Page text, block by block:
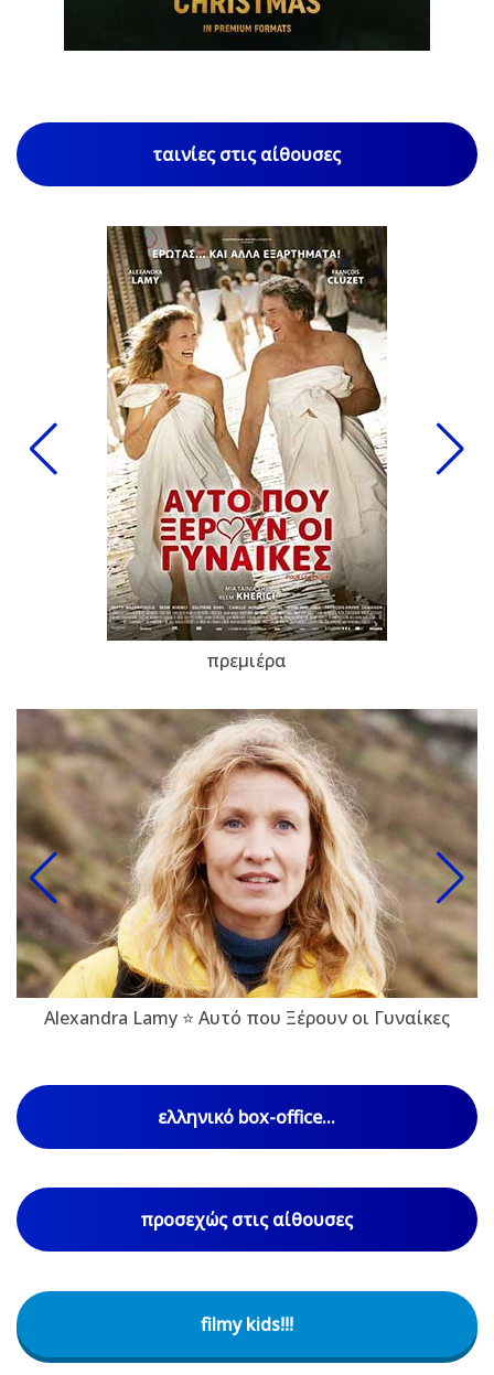
ταινίες στις αίθουσες
πρεμιέρα
Alexandra Lamy ⭐ Αυτό που Ξέρουν οι Γυναίκες
ελληνικό box-office...
προσεχώς στις αίθουσες
filmy kids!!!